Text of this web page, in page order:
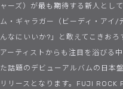
ャーズ）が最も期待する新人とし
ム・ギャラガー（ビーディ・アイ/
んなにいいか?」と敢えてこきおろ
アーティストからも注目を浴びる
た話題のデビューアルバムの日本
リリースとなります。FUJI ROCK